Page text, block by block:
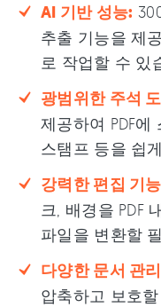
AI 기반 성능:
추출 기능을 제
로 작업할 수 있
광범위한 주석
제공하여 PDF에
스탬프 등을 쉽
강력한 편집 기
크, 배경을 PDF
파일을 변환할
다양한 문서 관
압축하고 보호